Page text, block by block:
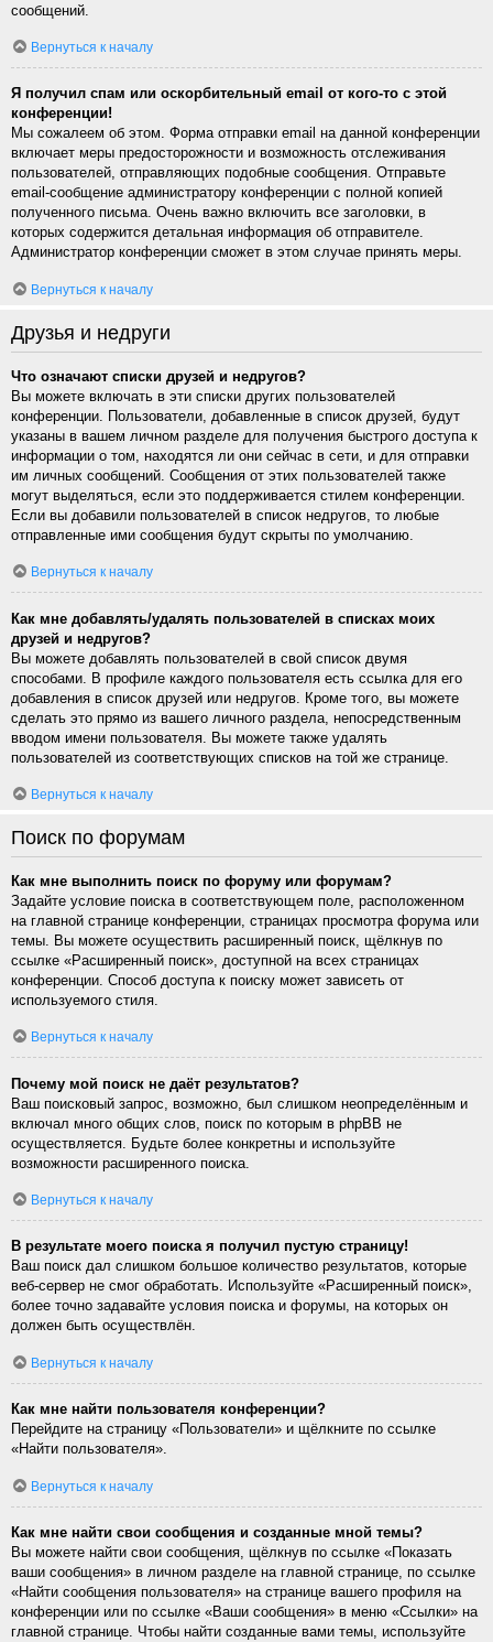
сообщений.
Вернуться к началу
Я получил спам или оскорбительный email от кого-то с этой
конференции!
Мы сожалеем об этом. Форма отправки email на данной конференции
включает меры предосторожности и возможность отслеживания
пользователей, отправляющих подобные сообщения. Отправьте
email-сообщение администратору конференции с полной копией
полученного письма. Очень важно включить все заголовки, в
которых содержится детальная информация об отправителе.
Администратор конференции сможет в этом случае принять меры.
Вернуться к началу
Друзья и недруги
Что означают списки друзей и недругов?
Вы можете включать в эти списки других пользователей
конференции. Пользователи, добавленные в список друзей, будут
указаны в вашем личном разделе для получения быстрого доступа к
информации о том, находятся ли они сейчас в сети, и для отправки
им личных сообщений. Сообщения от этих пользователей также
могут выделяться, если это поддерживается стилем конференции.
Если вы добавили пользователей в список недругов, то любые
отправленные ими сообщения будут скрыты по умолчанию.
Вернуться к началу
Как мне добавлять/удалять пользователей в списках моих
друзей и недругов?
Вы можете добавлять пользователей в свой список двумя
способами. В профиле каждого пользователя есть ссылка для его
добавления в список друзей или недругов. Кроме того, вы можете
сделать это прямо из вашего личного раздела, непосредственным
вводом имени пользователя. Вы можете также удалять
пользователей из соответствующих списков на той же странице.
Вернуться к началу
Поиск по форумам
Как мне выполнить поиск по форуму или форумам?
Задайте условие поиска в соответствующем поле, расположенном
на главной странице конференции, страницах просмотра форума или
темы. Вы можете осуществить расширенный поиск, щёлкнув по
ссылке «Расширенный поиск», доступной на всех страницах
конференции. Способ доступа к поиску может зависеть от
используемого стиля.
Вернуться к началу
Почему мой поиск не даёт результатов?
Ваш поисковый запрос, возможно, был слишком неопределённым и
включал много общих слов, поиск по которым в phpBB не
осуществляется. Будьте более конкретны и используйте
возможности расширенного поиска.
Вернуться к началу
В результате моего поиска я получил пустую страницу!
Ваш поиск дал слишком большое количество результатов, которые
веб-сервер не смог обработать. Используйте «Расширенный поиск»,
более точно задавайте условия поиска и форумы, на которых он
должен быть осуществлён.
Вернуться к началу
Как мне найти пользователя конференции?
Перейдите на страницу «Пользователи» и щёлкните по ссылке
«Найти пользователя».
Вернуться к началу
Как мне найти свои сообщения и созданные мной темы?
Вы можете найти свои сообщения, щёлкнув по ссылке «Показать
ваши сообщения» в личном разделе на главной странице, по ссылке
«Найти сообщения пользователя» на странице вашего профиля на
конференции или по ссылке «Ваши сообщения» в меню «Ссылки» на
главной странице. Чтобы найти созданные вами темы, используйте